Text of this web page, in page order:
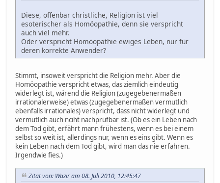
Diese, offenbar christliche, Religion ist viel
esoterischer als Homöopathie, denn sie verspricht
auch viel mehr.
Oder verspricht Homöopathie ewiges Leben, nur für
deren korrekte Anwender?
Stimmt, insoweit verspricht die Religion mehr. Aber die
Homöopathie verspricht etwas, das ziemlich eindeutig
widerlegt ist, wärend die Religion (zugegebenermaßen
irrationalerweise) etwas (zugegebenermaßen vermutlich
ebenfalls irrationales) verspricht, dass nicht widerlegt und
vermutlich auch nciht nachprüfbar ist. (Ob es ein Leben nach
dem Tod gibt, erfährt mann frühestens, wenn es bei einem
selbst so weit ist, allerdings nur, wenn es eins gibt. Wenn es
kein Leben nach dem Tod gibt, wird man das nie erfahren.
Irgendwie fies.)
Zitat von: Wazir am 08. Juli 2010, 12:45:47